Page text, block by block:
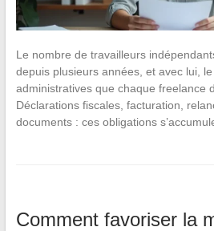
Le nombre de travailleurs
depuis plusieurs années, et avec lui,
administratives que chaque freelance
Déclarations fiscales, facturation,
documents : ces obligations
Comment favoriser la